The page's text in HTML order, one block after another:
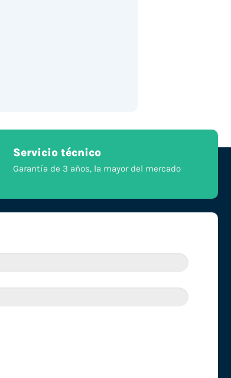
Servicio técnico
Garantía de 3 años, la mayor del mercado